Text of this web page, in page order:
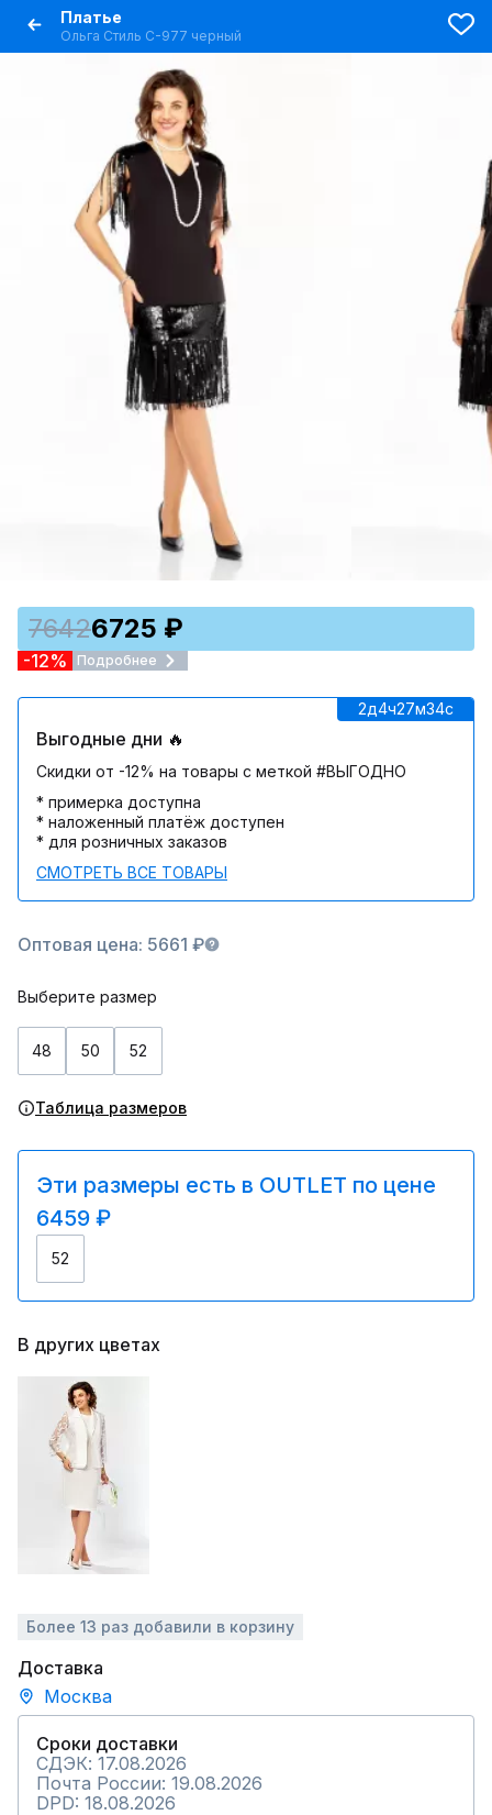
Платье
Ольга Стиль С-977 черный
76426725 ₽
-12% Подробнее
2д4ч27м34c
Выгодные дни 🔥
Скидки от -12% на товары с меткой #ВЫГОДНО
* примерка доступна
* наложенный платёж доступен
* для розничных заказов
СМОТРЕТЬ ВСЕ ТОВАРЫ
Оптовая цена: 5661 ₽
Выберите размер
48 50 52
Таблица размеров
Эти размеры есть в OUTLET по цене
6459 ₽
52
В других цветах
Более 13 раз добавили в корзину
Доставка
Москва
Сроки доставки
СДЭК: 17.08.2026
Почта России: 19.08.2026
DPD: 18.08.2026